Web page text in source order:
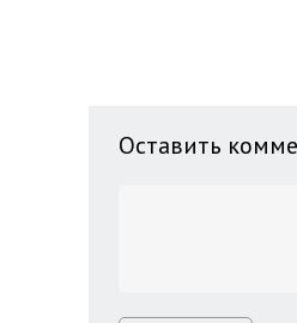
Оставить